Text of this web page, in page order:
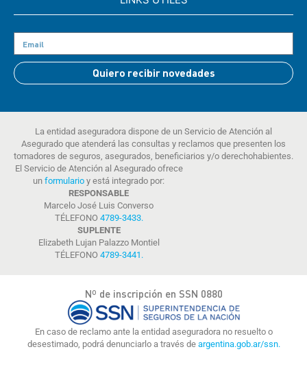
Quiero recibir novedades
La entidad aseguradora dispone de un Servicio de Atención al
Asegurado que atenderá las consultas y reclamos que presenten los
tomadores de seguros, asegurados, beneficiarios y/o derechohabientes.
El Servicio de Atención al Asegurado ofrece
un formulario y está integrado por:
RESPONSABLE
Marcelo José Luis Converso
TÉLEFONO 4789-3433.
SUPLENTE
Elizabeth Lujan Palazzo Montiel
TÉLEFONO 4789-3441 .
Nº de inscripción en SSN 0880
En caso de reclamo ante la entidad aseguradora no resuelto o
desestimado, podrá denunciarlo a través de argentina.gob.ar/ssn.